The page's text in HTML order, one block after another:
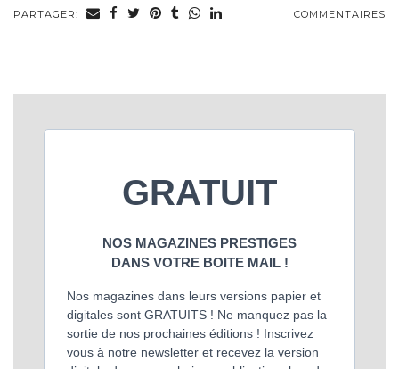
PARTAGER: COMMENTAIRES